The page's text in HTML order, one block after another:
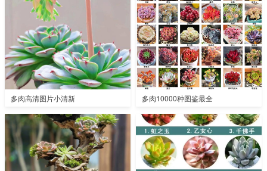
多肉高清图片小清新 多肉10000种图鉴最全